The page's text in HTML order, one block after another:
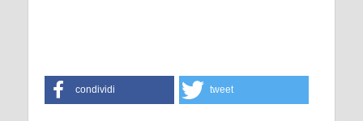
condividi tweet